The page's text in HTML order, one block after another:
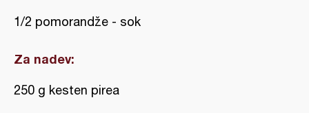
1/2 pomorandže - sok
Za nadev:
250 g kesten pirea